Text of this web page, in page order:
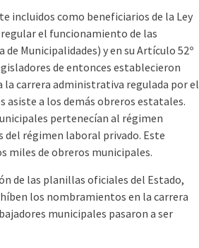
incluidos como beneficiarios de la Ley
regular el funcionamiento de las
Municipalidades) y en su Artículo 52º
de entonces establecieron
carrera administrativa regulada por el
asiste a los demás obreros estatales.
pertenecían al régimen
del régimen laboral privado. Este
miles de obreros municipales.
de las planillas oficiales del Estado,
los nombramientos en la carrera
municipales pasaron a ser